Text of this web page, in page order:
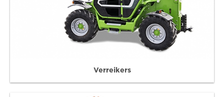
Verreikers